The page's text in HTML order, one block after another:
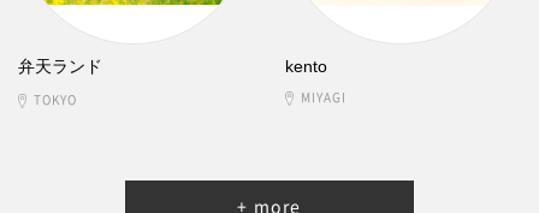
弁天ランド
TOKYO
kento
MIYAGI
+ more